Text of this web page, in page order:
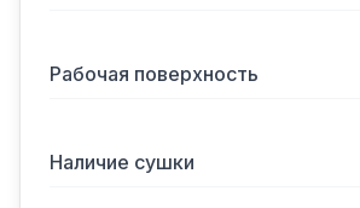
Рабочая поверхность
Наличие сушки